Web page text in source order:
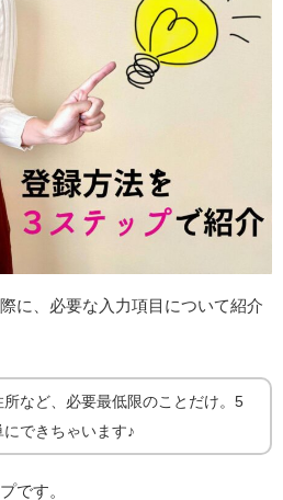
に、必要な入力項目について紹介
所など、必要最低限のことだけ。5
できちゃいます♪
です。